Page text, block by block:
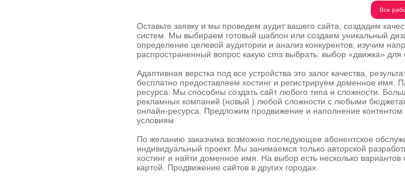
Все
Оставьте заявку и мы проведем аудит вашего сайта, создадим
систем. Мы выбираем готовый шаблон или создаем уникальный
определение целевой аудитории и анализ конкурентов, изучим
распространенный вопрос какую cms выбрать: выбор «движка» для
Адаптивная верстка под все устройства это залог качества,
бесплатно предоставляем хостинг и регистрируем доменное
ресурса. Мы способны создать сайт любого типа и сложности.
рекламных компаний (новый ) любой сложности с любыми
онлайн-ресурса. Предложим продвижение и наполнение
условиям
По желанию заказчика возможно последующее абонентское
индивидуальный проект. Мы занимаемся только авторской
хостинг и найти доменное имя. На выбор есть несколько
картой. Продвижение сайтов в других городах.